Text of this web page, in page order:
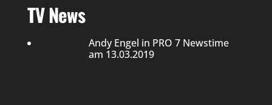
TV News
Andy Engel in PRO 7 Newstime
am 13.03.2019